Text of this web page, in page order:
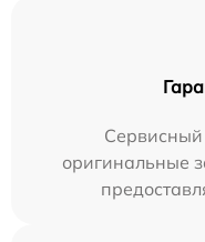
Сервисный
оригинальные